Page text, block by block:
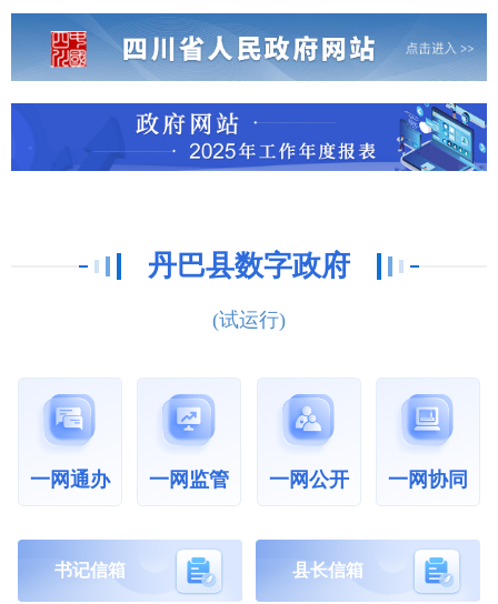
丹巴县数字政府
(试运行)
一网通办 一网监管 一网公开 一网协同
书记信箱 县长信箱